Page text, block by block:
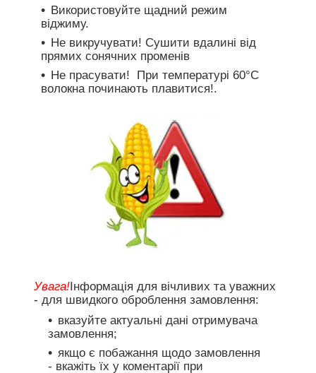
Використовуйте щадний режим
віджиму.
Не викручувати! Сушити вдалині від
прямих сонячних променів
Не прасувати! При температурі 60°С
волокна починають плавитися!.
Увага!Інформація для вічливих та уважних
- для швидкого оброблення замовлення:
вказуйте актуальні дані отримувача
замовлення;
якщо є побажання щодо замовлення
- вкажіть їх у коментарії при